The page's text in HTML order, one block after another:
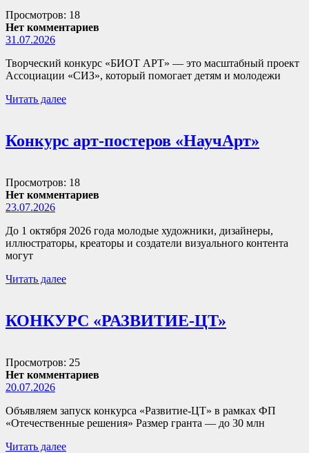
Просмотров: 18
Нет комментариев
31.07.2026
Творческий конкурс «БИОТ АРТ» — это масштабный проект
Ассоциации «СИЗ», который помогает детям и молодежи
Читать далее
Конкурс арт-постеров «НаучАрт»
Просмотров: 18
Нет комментариев
23.07.2026
До 1 октября 2026 года молодые художники, дизайнеры,
иллюстраторы, креаторы и создатели визуального контента
могут
Читать далее
КОНКУРС «РАЗВИТИЕ-ЦТ»
Просмотров: 25
Нет комментариев
20.07.2026
Объявляем запуск конкурса «Развитие-ЦТ» в рамках ФП
«Отечественные решения» Размер гранта — до 30 млн
Читать далее